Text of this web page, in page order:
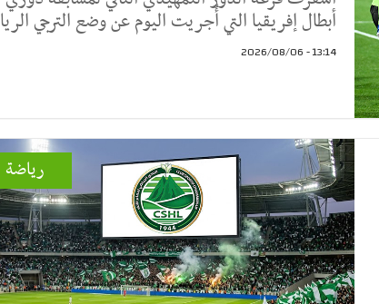
أبطال إفريقيا التي أُجريت اليوم عن وضع الترجي الريا
13:14 - 2026/08/06
رياضة